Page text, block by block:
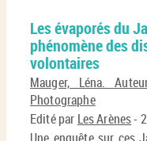
Les évaporés du
phénomène des
volontaires
Mauger, Léna.
Photographe
Edité par Les Arènes-